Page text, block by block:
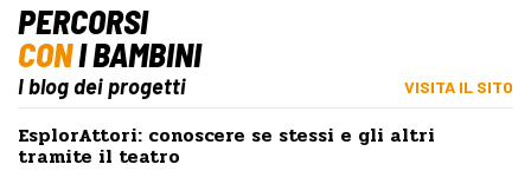
PERCORSI
CONI BAMBINI
I blog dei progetti VISITA IL SITO
EsplorAttori: conoscere se stessi e gli altri
tramite il teatro